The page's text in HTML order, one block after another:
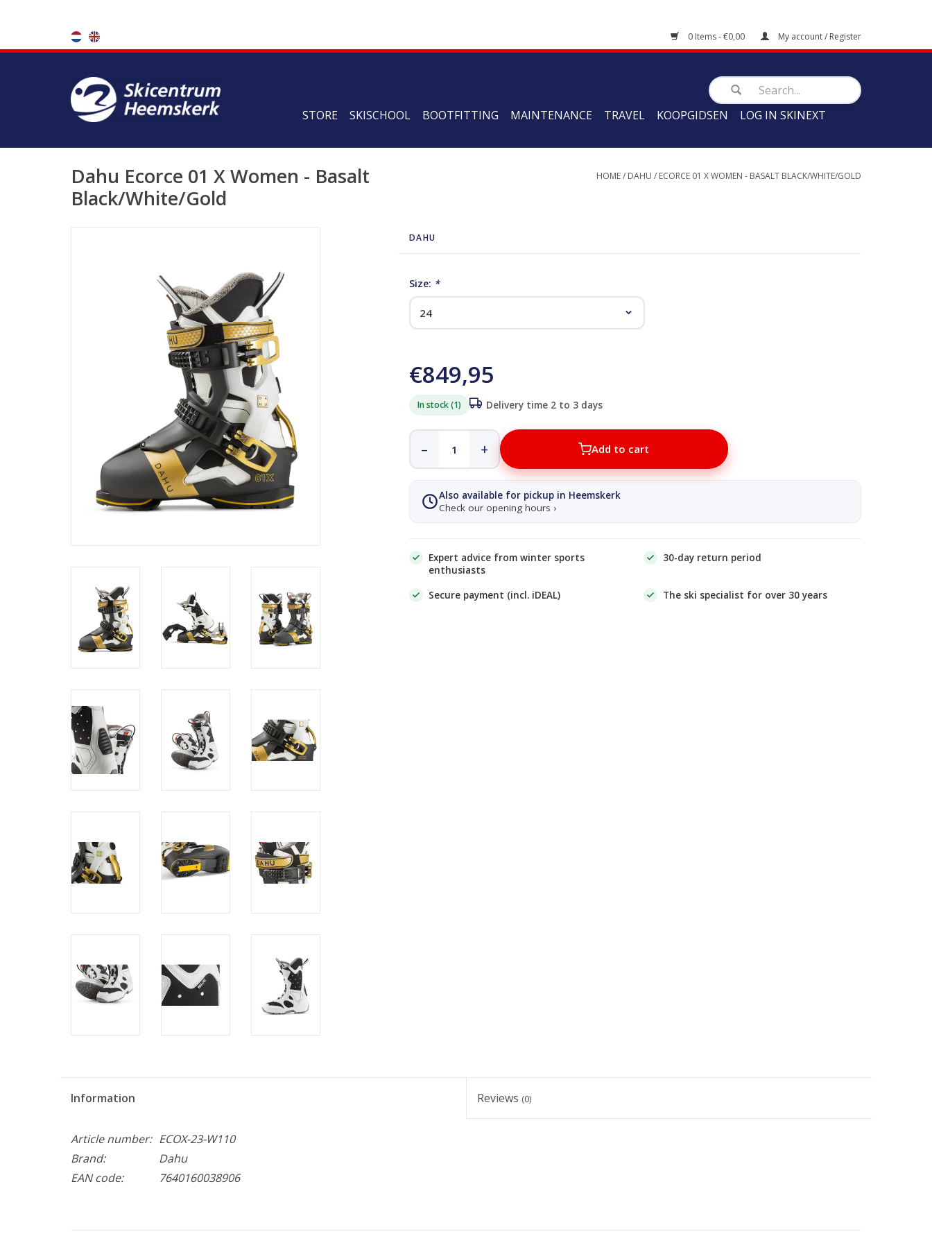
0 Items - €0,00 My account / Register
STORE SKISCHOOL BOOTFITTING MAINTENANCE TRAVEL KOOPGIDSEN LOG IN SKINEXT
Dahu Ecorce 01 X Women - Basalt
Black/White/Gold
HOME/ DAHU / ECORCE 01 X WOMEN - BASALT BLACK/WHITE/GOLD
DAHU
Size: *
€849,95
In stock (1) Delivery time 2 to 3 days
– + Add to cart
Also available for pickup in Heemskerk
Check our opening hours ›
Expert advice from winter sports
enthusiasts
30-day return period
Secure payment (incl. iDEAL) The ski specialist for over 30 years
Information Reviews (0)
Article number: ECOX-23-W110
Brand:
Dahu
EAN code:
7640160038906